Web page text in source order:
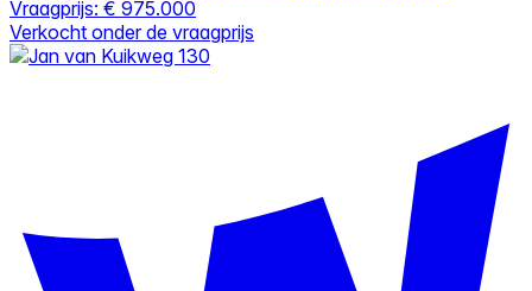
Vraagprijs: € 975.000
Verkocht onder de vraagprijs